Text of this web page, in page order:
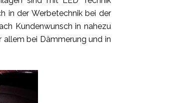
in der Werbetechnik bei der
Kundenwunsch in nahezu
allem bei Dämmerung und in